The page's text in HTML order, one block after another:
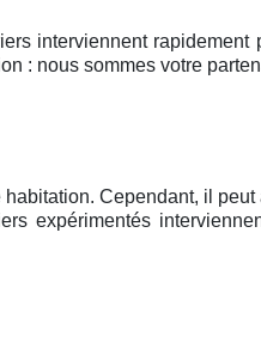
interviennent
: nous sommes votre
Cependant, il
expérimentés